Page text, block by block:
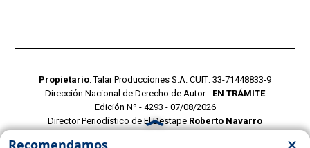
Propietario: Talar Producciones S.A. CUIT: 33-71448833-9
Dirección Nacional de Derecho de Autor - EN TRÁMITE
Edición Nº - 4293 - 07/08/2026
Director Periodístico de El Destape Roberto Navarro